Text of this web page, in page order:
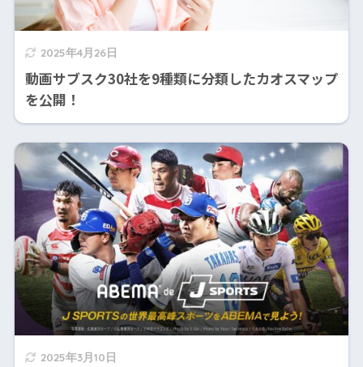
2025年4月26日
動画サブスク30社を9種類に分類したカオスマップ
を公開！
2025年3月10日